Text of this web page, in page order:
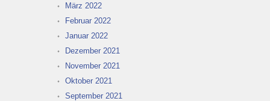
März 2022
Februar 2022
Januar 2022
Dezember 2021
November 2021
Oktober 2021
September 2021